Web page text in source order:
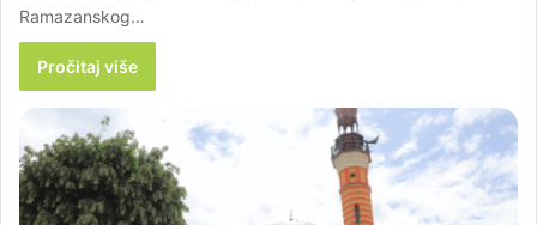
Ramazanskog…
Pročitaj više